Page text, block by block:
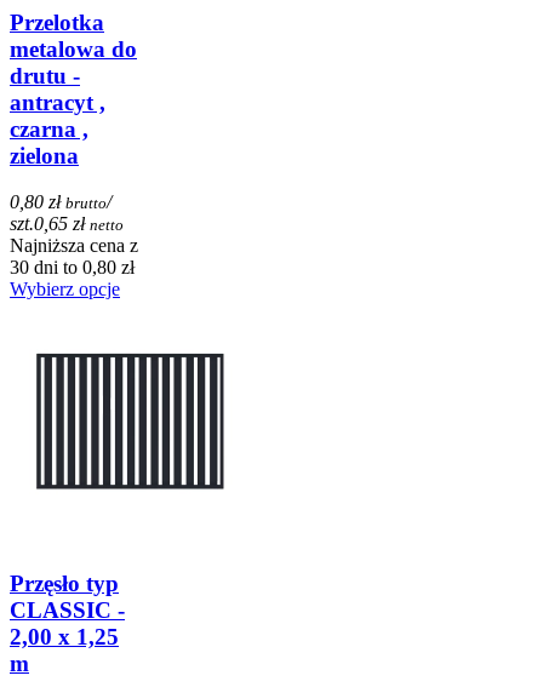
Przelotka
metalowa do
drutu -
antracyt ,
czarna ,
zielona
0,80 zł brutto/
szt.0,65 zł netto
Najniższa cena z
30 dni to 0,80 zł
Wybierz opcje
Przęsło typ
CLASSIC -
2,00 x 1,25
m